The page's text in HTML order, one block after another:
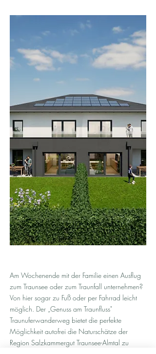
Am Wochenende mit der Familie einen Ausflug
zum Traunsee oder zum Traunfall unternehmen?
Von hier sogar zu Fuß oder per Fahrrad leicht
möglich. Der „Genuss am Traunfluss"
Traunuferwanderweg bietet die perfekte
Möglichkeit autofrei die Naturschätze der
Region Salzkammergut Traunsee-Almtal zu